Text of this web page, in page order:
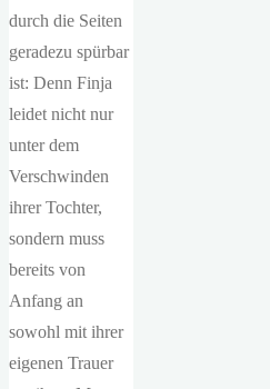
durch die Seiten
geradezu spürbar
ist: Denn Finja
leidet nicht nur
unter dem
Verschwinden
ihrer Tochter,
sondern muss
bereits von
Anfang an
sowohl mit ihrer
eigenen Trauer